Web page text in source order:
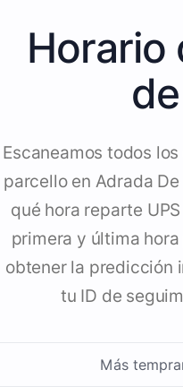
Horario
Escaneamos todos
parcello en Adrada
qué hora reparte
primera y última
obtener la predicción
tu ID de
Más